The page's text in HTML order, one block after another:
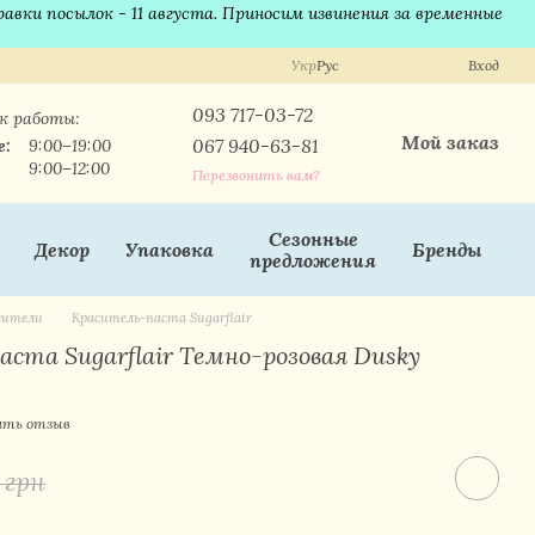
посылок - 11 августа. Приносим извинения за временные
УкрРус Вход
работы:
9:00–19:00
9:00–12:00
093 717-03-72
067 940-63-81
Перезвонить вам?
Мой заказ
Декор Упаковка
Сезонные
предложения
Бренды
Краситель-паста Sugarflair
Sugarflair Темно-розовая Dusky
отзыв